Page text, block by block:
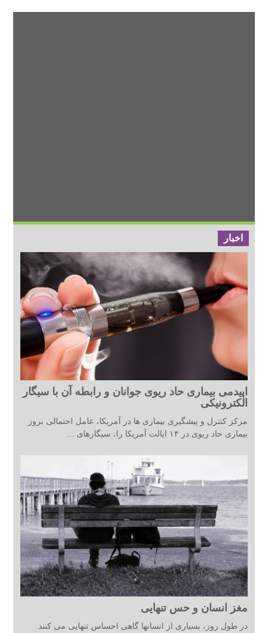
اخبار
اپیدمی بیماری حاد ریوی جوانان و رابطه آن با سیگار
الکترونیکی
مرکز کنترل و پیشگیری بیماری ها در آمریکا، عامل احتمالی بروز
بیماری حاد ریوی در ۱۴ ایالت آمریکا را، سیگارهای ...
مغز انسان و حس تنهایی
در طول روز، بسیاری از انسانها گاهی احساس تنهایی می کنند.